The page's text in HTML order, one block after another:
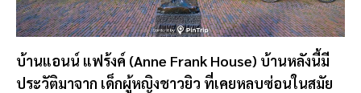
บ้านแอนน์ แฟร้งค์ (Anne Frank House) บ้านหลังนี้มี
ประวัติมาจาก เด็กผู้หญิงชาวยิว ที่เคยหลบซ่อนในสมัย